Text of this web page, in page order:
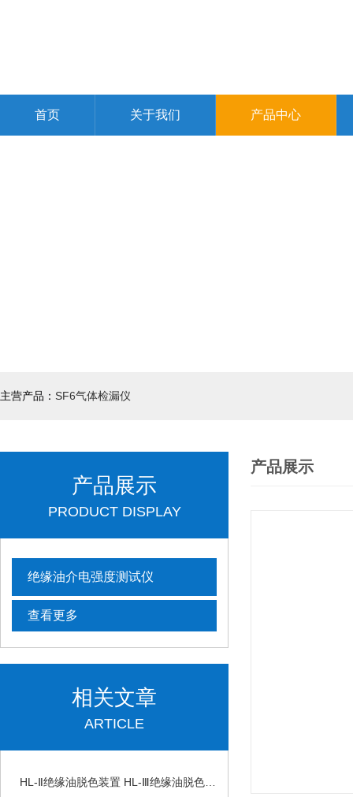
首页 关于我们 产品中心
主营产品： SF6气体检漏仪
产品展示
PRODUCT DISPLAY
绝缘油介电强度测试仪
查看更多
相关文章
ARTICLE
产品展示